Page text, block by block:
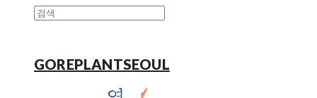
GOREPLANTSEOUL